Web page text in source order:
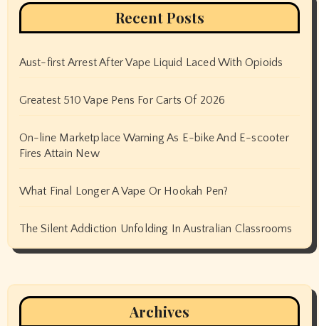
Recent Posts
Aust-first Arrest After Vape Liquid Laced With Opioids
Greatest 510 Vape Pens For Carts Of 2026
On-line Marketplace Warning As E-bike And E-scooter
Fires Attain New
What Final Longer A Vape Or Hookah Pen?
The Silent Addiction Unfolding In Australian Classrooms
Archives